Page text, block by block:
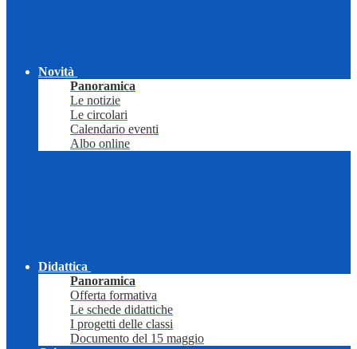
Novità
Panoramica
Le notizie
Le circolari
Calendario eventi
Albo online
Didattica
Panoramica
Offerta formativa
Le schede didattiche
I progetti delle classi
Documento del 15 maggio